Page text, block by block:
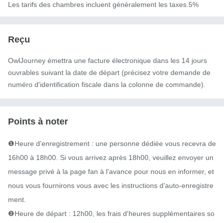
Les tarifs des chambres incluent généralement les taxes.5%
Reçu
OwlJourney émettra une facture électronique dans les 14 jours
ouvrables suivant la date de départ (précisez votre demande de
numéro d'identification fiscale dans la colonne de commande).
Points à noter
❶Heure d'enregistrement : une personne dédiée vous recevra de
16h00 à 18h00. Si vous arrivez après 18h00, veuillez envoyer un
message privé à la page fan à l'avance pour nous en informer, et
nous vous fournirons vous avec les instructions d'auto-enregistre
ment.
❷Heure de départ : 12h00, les frais d'heures supplémentaires so